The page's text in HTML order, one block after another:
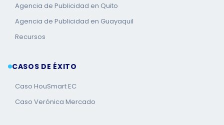
Agencia de Publicidad en Quito
Agencia de Publicidad en Guayaquil
Recursos
CASOS DE ÉXITO
Caso HouSmart EC
Caso Verónica Mercado